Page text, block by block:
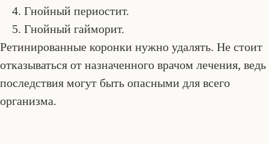
Гнойный периостит.
Гнойный гайморит.
Ретинированные коронки нужно удалять. Не стоит
отказываться от назначенного врачом лечения, ведь
последствия могут быть опасными для всего
организма.